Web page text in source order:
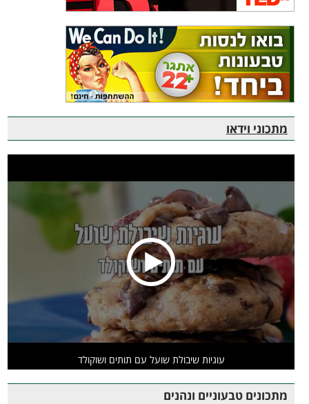
מתכוני וידאו
עוגיות שיבולת שועל עם תותים ושוקולד
מתכונים טבעוניים ונהנים